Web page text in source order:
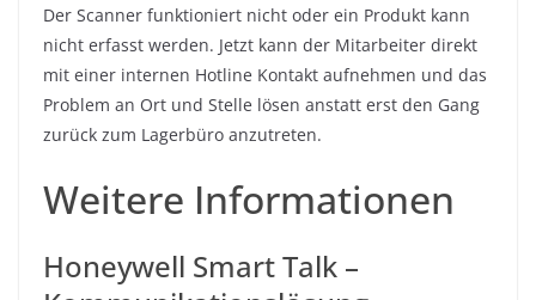
Der Scanner funktioniert nicht oder ein Produkt kann
nicht erfasst werden. Jetzt kann der Mitarbeiter direkt
mit einer internen Hotline Kontakt aufnehmen und das
Problem an Ort und Stelle lösen anstatt erst den Gang
zurück zum Lagerbüro anzutreten.
Weitere Informationen
Honeywell Smart Talk –